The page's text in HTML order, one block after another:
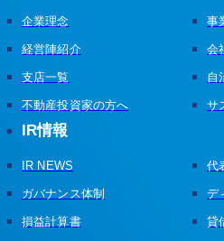
企業理念 事
経営陣紹介 会
支店一覧 自
不動産投資家の方へ サ
IR情報
IR NEWS 代
ガバナンス体制 デ
損益計算書 貸